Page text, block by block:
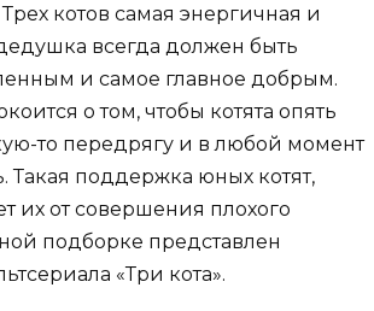
котов самая энергичная и
всегда должен быть
и самое главное добрым.
о том, чтобы котята опять
то передрягу и в любой момент
Такая поддержка юных котят,
их от совершения плохого
подборке представлен
«Три кота».